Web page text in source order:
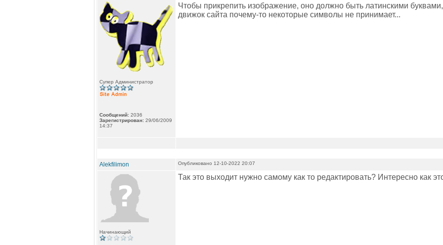
Супер Администратор
Сообщений: 2036
Зарегистрирован: 29/06/2009
14:37
Чтобы прикрепить изображение, оно должно быть латинскими буквами,
движок сайта почему-то некоторые символы не принимает...
Alekfilimon Опубликовано 12-10-2022 20:07
Начинающий
Так это выходит нужно самому как то редактировать? Интересно как